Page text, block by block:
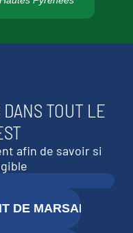
TOUT LE
afin de savoir si
DE MARSAN